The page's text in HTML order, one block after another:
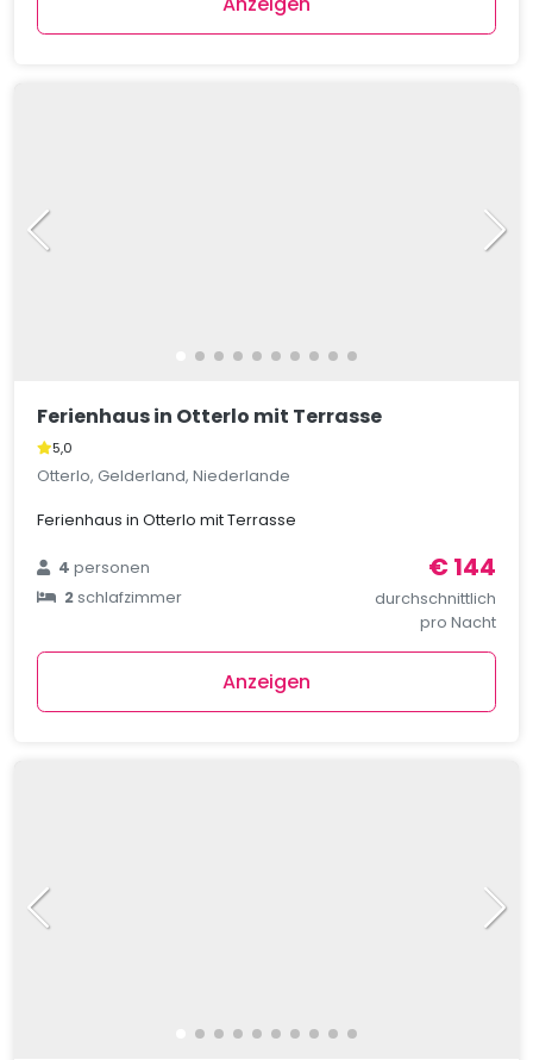
Ferienhaus in Otterlo mit Terrasse
5,0
Otterlo, Gelderland, Niederlande
Ferienhaus in Otterlo mit Terrasse
4personen
2schlafzimmer
€ 144
durchschnittlich
pro Nacht
Anzeigen